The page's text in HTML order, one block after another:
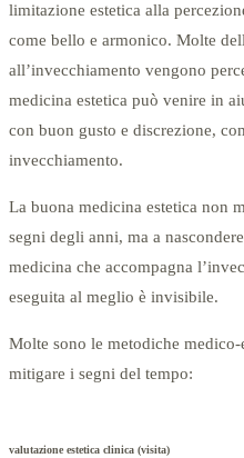
limitazione estetica alla
come bello e armonico. Molte
all’invecchiamento vengono
medicina estetica può venire in
con buon gusto e discrezione,
invecchiamento.
La buona medicina estetica non
segni degli anni, ma a
medicina che accompagna
eseguita al meglio è invisibile.
Molte sono le metodiche
mitigare i segni del tempo:
valutazione estetica clinica (visita)